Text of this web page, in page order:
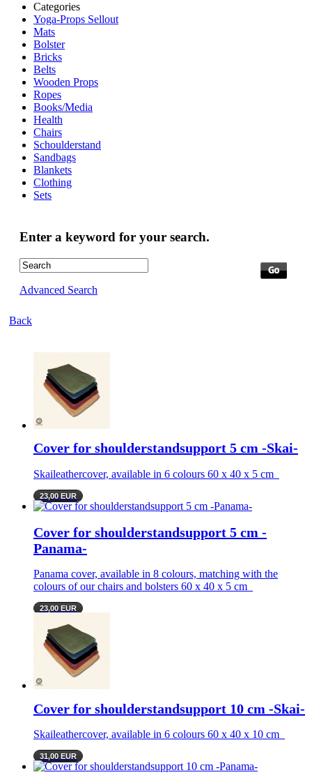
Categories
Yoga-Props Sellout
Mats
Bolster
Bricks
Belts
Wooden Props
Ropes
Books/Media
Health
Chairs
Schoulderstand
Sandbags
Blankets
Clothing
Sets
Enter a keyword for your search.
Advanced Search
Back
Cover for shoulderstandsupport 5 cm -Skai-
Skaileathercover, available in 6 colours 60 x 40 x 5 cm
23,00 EUR
Cover for shoulderstandsupport 5 cm -
Panama-
Panama cover, available in 8 colours, matching with the
colours of our chairs and bolsters 60 x 40 x 5 cm
23,00 EUR
Cover for shoulderstandsupport 10 cm -Skai-
Skaileathercover, available in 6 colours 60 x 40 x 10 cm
31,00 EUR